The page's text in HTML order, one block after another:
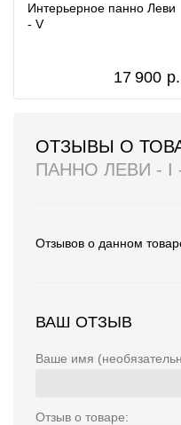
Интерьерное панно Леви
- V
17 900 р.
ОТЗЫВЫ О
ПАННО ЛЕВИ - I -
Отзывов о данном
ВАШ ОТЗЫВ
Ваше имя
Отзыв о товаре: